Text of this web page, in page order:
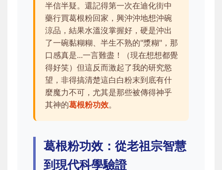
半信半疑。還記得第一次在迪化街中
藥行買葛根粉回家，興沖沖地想沖碗
涼品，結果水溫沒掌握好，硬是沖出
了一碗黏糊糊、半生不熟的"漿糊"，那
口感真是...一言難盡！（現在想想都覺
得好笑）但這反而激起了我的研究慾
望，非得搞清楚這白白粉末到底有什
麼魔力不可，尤其是那些被傳得神乎
其神的葛根粉功效。
葛根粉功效：從老祖宗智慧
到現代科學驗證